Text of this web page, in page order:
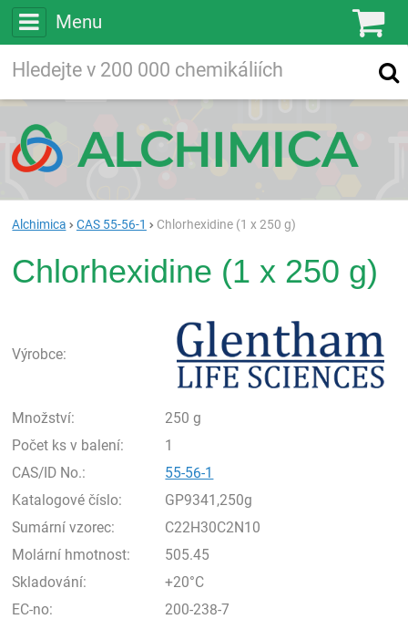
Menu
Vyhledávání
Alchimica CAS 55-56-1 Chlorhexidine (1 x 250 g)
Chlorhexidine (1 x 250 g)
Výrobce:
Množství:
250 g
Počet ks v balení:
1
CAS/ID No.:
55-56-1
Katalogové číslo:
GP9341,250g
Sumární vzorec:
C22H30C2N10
Molární hmotnost:
505.45
Skladování:
+20°C
EC-no:
200-238-7